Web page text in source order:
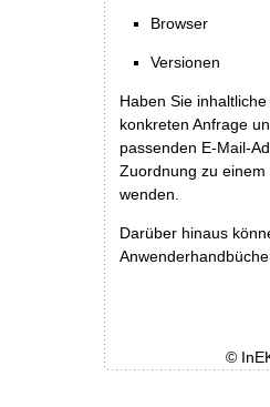
Browser
Versionen
Haben Sie
konkreten Anfrage
passenden E-Mail-
Zuordnung zu
wenden.
Darüber hinaus
©